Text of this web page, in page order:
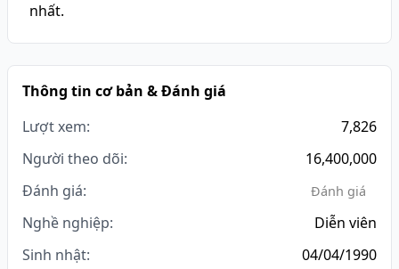
nhất.
Thông tin cơ bản & Đánh giá
Lượt xem:
7,826
Người theo dõi:
16,400,000
Đánh giá:
Đánh giá
Nghề nghiệp:
Diễn viên
Sinh nhật:
04/04/1990